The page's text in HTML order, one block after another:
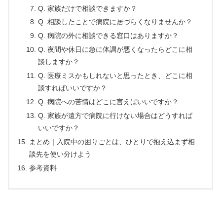
Q. 家族だけで相談できますか？
Q. 相談したことで病院に居づらくなりませんか？
Q. 病院の外に相談できる窓口はありますか？
Q. 夜間や休日に急に体調が悪くなったらどこに相
談しますか？
Q. 医療ミスかもしれないと思ったとき、どこに相
談すればいいですか？
Q. 病院への苦情はどこに言えばいいですか？
Q. 家族が遠方で病院に行けない場合はどうすれば
いいですか？
まとめ｜入院中の困りごとは、ひとりで抱え込まず相
談先を使い分けよう
参考資料